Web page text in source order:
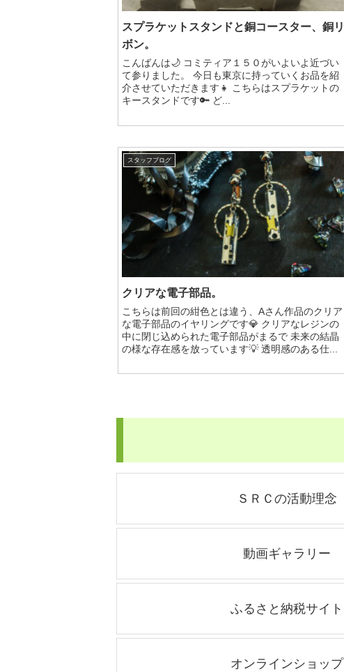
スプラケットスタンドと銅コースター、銅リ
ボン。
こんばんは🌙 コミティア１５０がいよいよ近づい
て参りました。 今日も東京に持っていくお品を紹
介させていただきます👧 こちらはスプラケットの
キースタンドです🔑 ど...
スタッフブログ
クリアな電子部品。
こちらは前回の紺色とは違う、Aさん作品のクリア
な電子部品のイヤリングです💎 クリアなレジンの
中に閉じ込められた電子部品がまるで 未来の結晶
の様な存在感を放っています💡 透明感のある仕...
ＳＲＣの活動理念
動画ギャラリー
ふるさと納税サイト
オンラインショップ